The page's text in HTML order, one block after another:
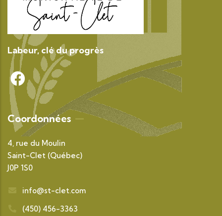
Labeur, clé du progrès
Coordonnées
4, rue du Moulin
Saint-Clet (Québec)
J0P 1S0
info@st-clet.com
(450) 456-3363